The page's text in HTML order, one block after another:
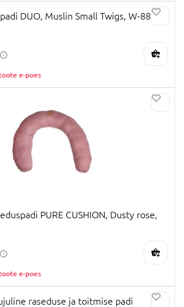
DUO, Muslin Small Twigs, W-885-
e-poes
PURE CUSHION, Dusty rose,
e-poes
raseduse ja toitmise padi